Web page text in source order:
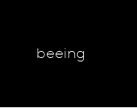
beeing